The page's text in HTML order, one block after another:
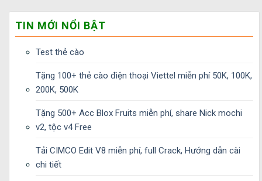
TIN MỚI NỔI BẬT
Test thẻ cào
Tặng 100+ thẻ cào điện thoại Viettel miễn phí 50K, 100K,
200K, 500K
Tặng 500+ Acc Blox Fruits miễn phí, share Nick mochi
v2, tộc v4 Free
Tải CIMCO Edit V8 miễn phí, full Crack, Hướng dẫn cài
chi tiết